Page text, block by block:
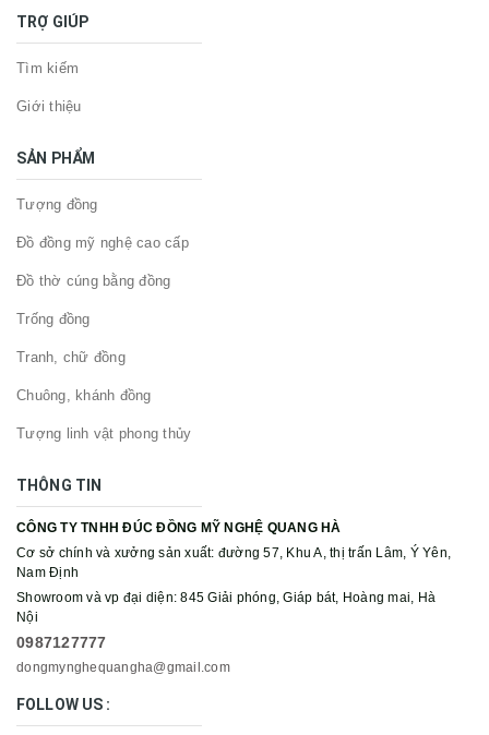
TRỢ GIÚP
Tìm kiếm
Giới thiệu
SẢN PHẨM
Tượng đồng
Đồ đồng mỹ nghệ cao cấp
Đồ thờ cúng bằng đồng
Trống đồng
Tranh, chữ đồng
Chuông, khánh đồng
Tượng linh vật phong thủy
THÔNG TIN
CÔNG TY TNHH ĐÚC ĐỒNG MỸ NGHỆ QUANG HÀ
Cơ sở chính và xưởng sản xuất: đường 57, Khu A, thị trấn Lâm, Ý Yên,
Nam Định
Showroom và vp đại diện: 845 Giải phóng, Giáp bát, Hoàng mai, Hà
Nội
0987127777
dongmynghequangha@gmail.com
FOLLOW US :